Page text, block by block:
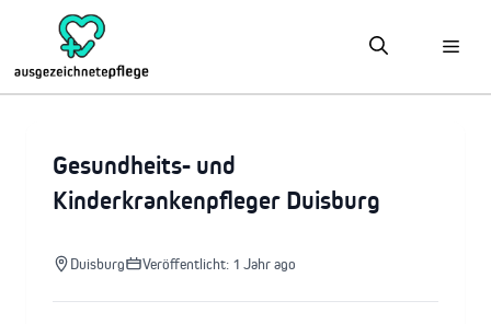
springen
Gesundheits- und
Kinderkrankenpfleger Duisburg
Duisburg Veröffentlicht: 1 Jahr ago